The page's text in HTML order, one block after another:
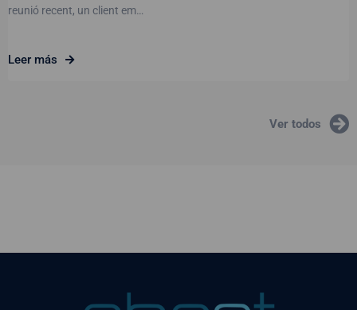
reunió recent, un client em…
Leer más
Ver todos